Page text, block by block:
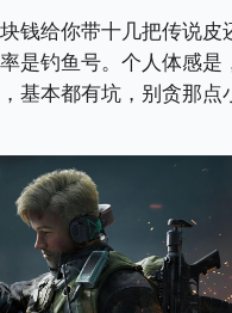
钱给你带十几把传说皮
是钓鱼号。个人体感是
基本都有坑，别贪那点